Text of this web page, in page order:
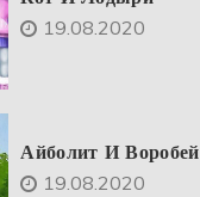
19.08.2020
Айболит И Воробей
19.08.2020